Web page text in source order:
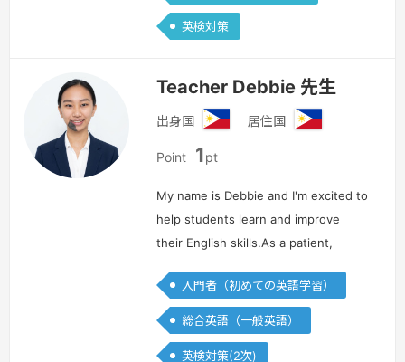
英検対策
Teacher Debbie 先生
出身国
ィ
ピ
ン
居住国
ピ
ン
Point 1pt
My name is Debbie and I'm excited to
help students learn and improve
their English skills.As a patient,
understand that every student
learns differently. I aim to he…
見る »
入門者（初めての英語学習）
総合英語（一般英語）
英検対策(2次)